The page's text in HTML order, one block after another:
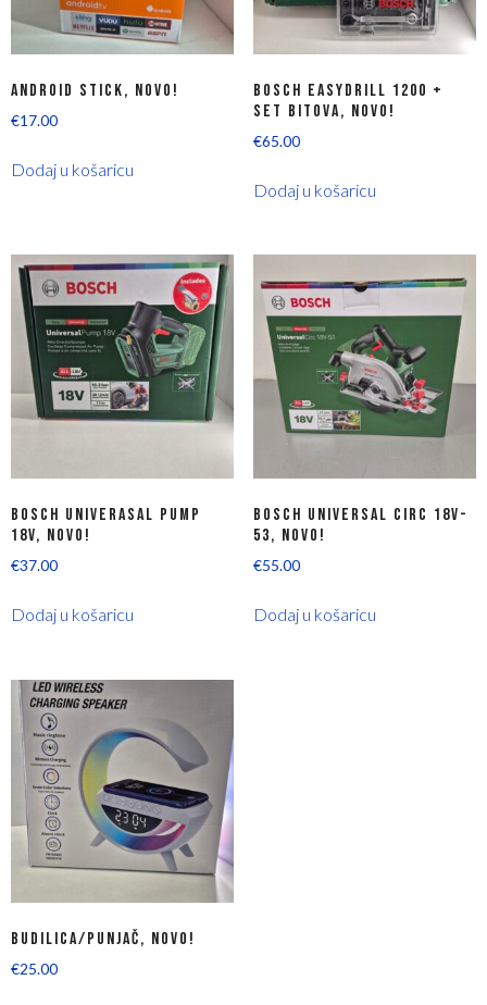
ANDROID STICK, NOVO!
€17.00
Dodaj u košaricu
BOSCH EASYDRILL 1200 +
SET BITOVA, NOVO!
€65.00
Dodaj u košaricu
BOSCH UNIVERASAL PUMP
18V, NOVO!
€37.00
Dodaj u košaricu
BOSCH UNIVERSAL CIRC 18V-
53, NOVO!
€55.00
Dodaj u košaricu
BUDILICA/PUNJAČ, NOVO!
€25.00